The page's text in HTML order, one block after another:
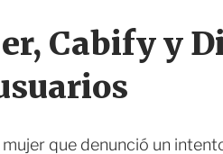
i
o
r
Cabify y
que denunció un